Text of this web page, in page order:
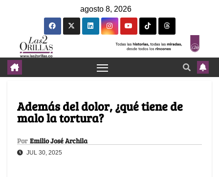
agosto 8, 2026
Además del dolor, ¿qué tiene de
malo la tortura?
Por Emilio José Archila
JUL 30, 2025